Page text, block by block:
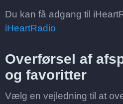
Du kan få adgang til
iHeartRadio
Overførsel af
og favoritter
Vælg en vejledning til at